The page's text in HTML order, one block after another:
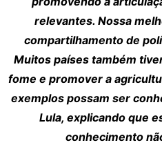
relevantes. Nossa
compartilhamento de
Muitos países também
fome e promover a
exemplos possam ser
Lula, explicando que
conhecimento